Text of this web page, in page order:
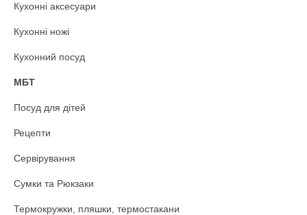
Кухонні аксесуари
Кухонні ножі
Кухонний посуд
МБТ
Посуд для дітей
Рецепти
Сервірування
Сумки та Рюкзаки
Термокружки, пляшки, термостакани